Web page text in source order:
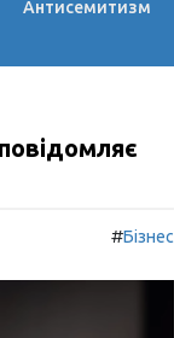
Антисемитизм
#Бізнес